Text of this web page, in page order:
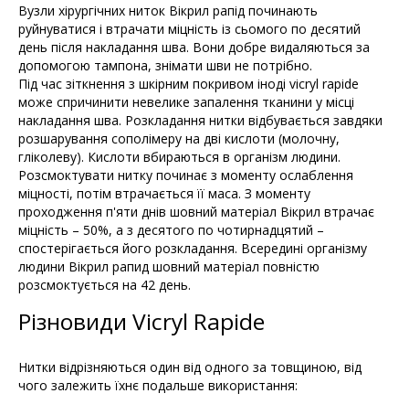
Вузли хірургічних ниток Вікрил рапід починають
руйнуватися і втрачати міцність із сьомого по десятий
день після накладання шва. Вони добре видаляються за
допомогою тампона, знімати шви не потрібно.
Під час зіткнення з шкірним покривом іноді vicryl rapide
може спричинити невелике запалення тканини у місці
накладання шва. Розкладання нитки відбувається завдяки
розшарування сополімеру на дві кислоти (молочну,
гліколеву). Кислоти вбираються в організм людини.
Розсмоктувати нитку починає з моменту ослаблення
міцності, потім втрачається її маса. З моменту
проходження п'яти днів шовний матеріал Вікрил втрачає
міцність – 50%, а з десятого по чотирнадцятий –
спостерігається його розкладання. Всередині організму
людини Вікрил рапид шовний матеріал повністю
розсмоктується на 42 день.
Різновиди Vicryl Rapide
Нитки відрізняються один від одного за товщиною, від
чого залежить їхнє подальше використання: